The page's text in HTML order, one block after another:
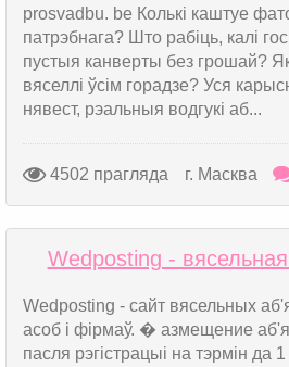
prosvadbu. be Колькі каштуе
патрэбнага? Што рабіць, калі
пустыя канверты без грошай?
вяселлі ўсім горадзе? Уся
нявест, рэальныя водгукі аб...
4502 прагляда г. Масква
Wedposting -
Wedposting - сайт вясельных
асоб і фірмаў. � азмещение
пасля рэгістрацыі на тэрмін да 1